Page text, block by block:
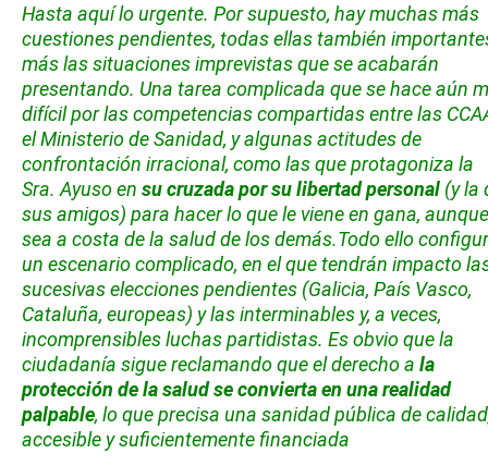
Hasta aquí lo urgente. Por supuesto, hay muchas más
cuestiones pendientes, todas ellas también
más las situaciones imprevistas que se acabarán
presentando. Una tarea complicada que se hace aún
difícil por las competencias compartidas entre las
el Ministerio de Sanidad, y algunas actitudes de
confrontación irracional, como las que protagoniza la
Sra. Ayuso en su cruzada por su libertad personal (y la
sus amigos) para hacer lo que le viene en gana, aunque
sea a costa de la salud de los demás.Todo ello
un escenario complicado, en el que tendrán impacto
sucesivas elecciones pendientes (Galicia, País Vasco,
Cataluña, europeas) y las interminables y, a veces,
incomprensibles luchas partidistas. Es obvio que la
ciudadanía sigue reclamando que el derecho a la
protección de la salud se convierta en una realidad
palpable, lo que precisa una sanidad pública de
accesible y suficientemente financiada